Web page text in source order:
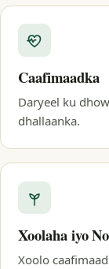
Caafimaadka
Daryeel ku
dhallaanka.
Xoolaha iyo
Xoolo